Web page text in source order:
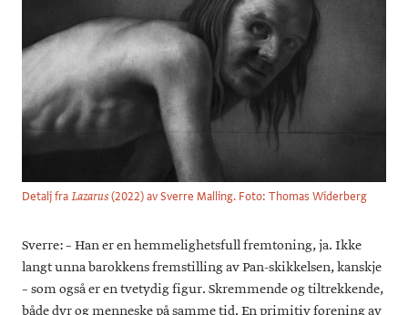
Detalj fra Lazarus (2022) av Sverre Malling. Foto: Thomas Widerberg
Sverre: – Han er en hemmelighetsfull fremtoning, ja. Ikke
langt unna barokkens fremstilling av Pan-skikkelsen, kanskje
– som også er en tvetydig figur. Skremmende og tiltrekkende,